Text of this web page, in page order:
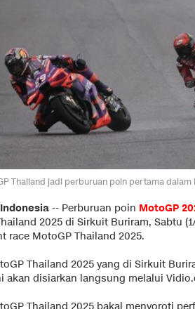
Thailand jadi perburuan poin pertama dalam
-- Perburuan poin MotoGP
2025 di Sirkuit Buriram, Sabtu
race MotoGP Thailand 2025.
Thailand 2025 yang di Sirkuit
akan disiarkan langsung melalui
Thailand 2025 bakal menyoroti